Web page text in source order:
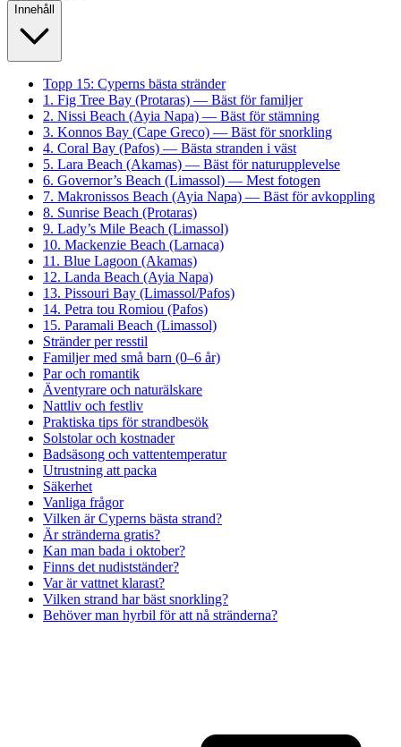
Innehåll
Topp 15: Cyperns bästa stränder
1. Fig Tree Bay (Protaras) — Bäst för familjer
2. Nissi Beach (Ayia Napa) — Bäst för stämning
3. Konnos Bay (Cape Greco) — Bäst för snorkling
4. Coral Bay (Pafos) — Bästa stranden i väst
5. Lara Beach (Akamas) — Bäst för naturupplevelse
6. Governor’s Beach (Limassol) — Mest fotogen
7. Makronissos Beach (Ayia Napa) — Bäst för avkoppling
8. Sunrise Beach (Protaras)
9. Lady’s Mile Beach (Limassol)
10. Mackenzie Beach (Larnaca)
11. Blue Lagoon (Akamas)
12. Landa Beach (Ayia Napa)
13. Pissouri Bay (Limassol/Pafos)
14. Petra tou Romiou (Pafos)
15. Paramali Beach (Limassol)
Stränder per resstil
Familjer med små barn (0–6 år)
Par och romantik
Äventyrare och naturälskare
Nattliv och festliv
Praktiska tips för strandbesök
Solstolar och kostnader
Badsäsong och vattentemperatur
Utrustning att packa
Säkerhet
Vanliga frågor
Vilken är Cyperns bästa strand?
Är stränderna gratis?
Kan man bada i oktober?
Finns det nudistständer?
Var är vattnet klarast?
Vilken strand har bäst snorkling?
Behöver man hyrbil för att nå stränderna?